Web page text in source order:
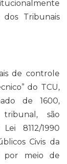
dos Tribunais
de controle
do TCU,
de 1600,
são
8112/1990
Civis da
por meio de